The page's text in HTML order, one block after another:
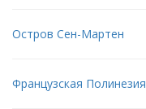
Остров Сен-Мартен
Французская Полинезия